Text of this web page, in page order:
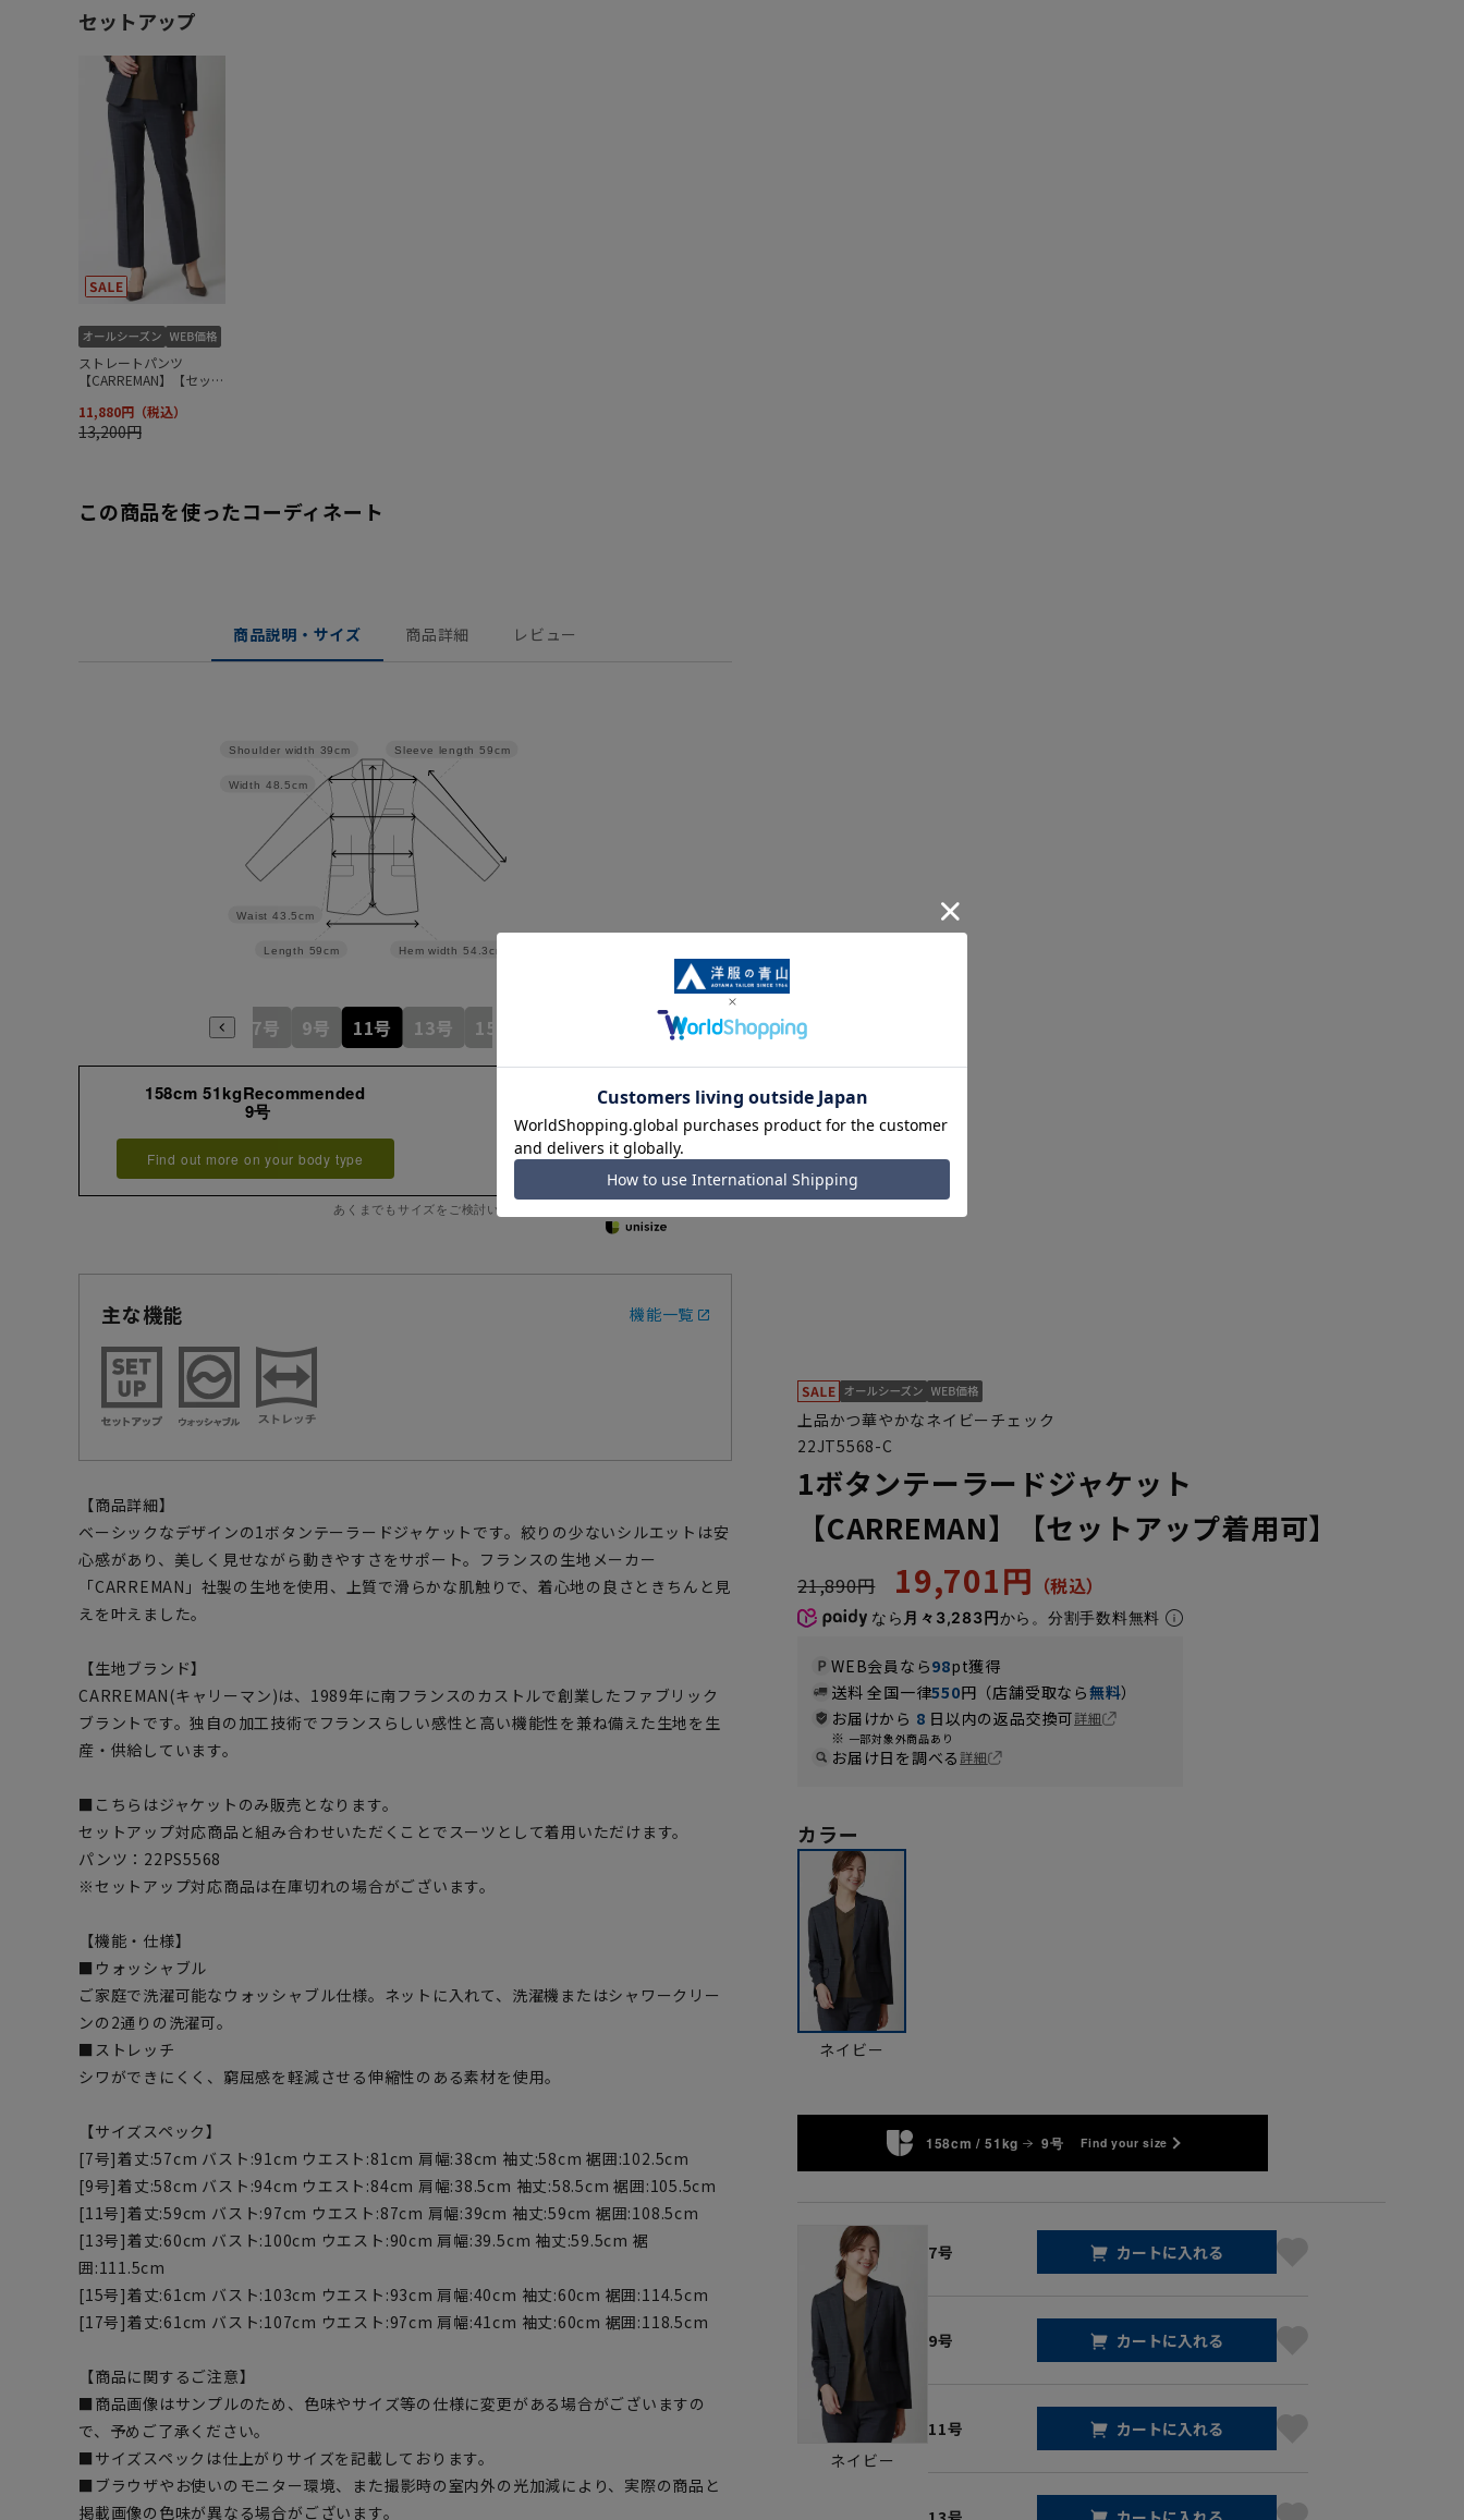
この商品を使ったコーディネート
商品説明・サイズ 商品詳細 レビュー
Hem width 54.3cm
Sleeve length 59cm
Length 59cm
Waist 43.5cm
Width 48.5cm
Shoulder width 39cm
7号 9号 11号 13号 15号
158cm 51kgRecommended
9号
Find out more on your body type
あくまでもサイズをご検討いただく際の目安となります。
主な機能 機能一覧
【商品詳細】
ベーシックなデザインの1ボタンテーラードジャケットです。絞りの少ないシルエットは安
心感があり、美しく見せながら動きやすさをサポート。フランスの生地メーカー
「CARREMAN」社製の生地を使用、上質で滑らかな肌触りで、着心地の良さときちんと見
えを叶えました。
【生地ブランド】
CARREMAN(キャリーマン)は、1989年に南フランスのカストルで創業したファブリック
ブラントです。独自の加工技術でフランスらしい感性と高い機能性を兼ね備えた生地を生
産・供給しています。
■こちらはジャケットのみ販売となります。
セットアップ対応商品と組み合わせいただくことでスーツとして着用いただけます。
パンツ：22PS5568
※セットアップ対応商品は在庫切れの場合がございます。
【機能・仕様】
■ウォッシャブル
ご家庭で洗濯可能なウォッシャブル仕様。ネットに入れて、洗濯機またはシャワークリー
ンの2通りの洗濯可。
■ストレッチ
シワができにくく、窮屈感を軽減させる伸縮性のある素材を使用。
【サイズスペック】
[7号]着丈:57cm バスト:91cm ウエスト:81cm 肩幅:38cm 袖丈:58cm 裾囲:102.5cm
[9号]着丈:58cm バスト:94cm ウエスト:84cm 肩幅:38.5cm 袖丈:58.5cm 裾囲:105.5cm
[11号]着丈:59cm バスト:97cm ウエスト:87cm 肩幅:39cm 袖丈:59cm 裾囲:108.5cm
[13号]着丈:60cm バスト:100cm ウエスト:90cm 肩幅:39.5cm 袖丈:59.5cm 裾
囲:111.5cm
[15号]着丈:61cm バスト:103cm ウエスト:93cm 肩幅:40cm 袖丈:60cm 裾囲:114.5cm
[17号]着丈:61cm バスト:107cm ウエスト:97cm 肩幅:41cm 袖丈:60cm 裾囲:118.5cm
【商品に関するご注意】
■商品画像はサンプルのため、色味やサイズ等の仕様に変更がある場合がございますの
で、予めご了承ください。
■サイズスペックは仕上がりサイズを記載しております。
■ブラウザやお使いのモニター環境、また撮影時の室内外の光加減により、実際の商品と
掲載画像の色味が異なる場合がございます。
上品かつ華やかなネイビーチェック
22JT5568-C
1ボタンテーラードジャケット
【CARREMAN】【セットアップ着用可】
21,890円 19,701円
なら 月々3,283円から。分割手数料無料
WEB会員なら98pt獲得
送料 全国一律550円（店舗受取なら無料）
お届けから 8 日以内の返品交換可詳細
一部対象外商品あり
お届け日を調べる詳細
カラー
ネイビー
158cm / 51kg 9号 Find your size
ネイビー
7号 カートに入れる
9号 カートに入れる
11号 カートに入れる